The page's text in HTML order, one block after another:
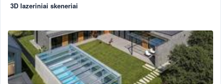
3D lazeriniai skeneriai